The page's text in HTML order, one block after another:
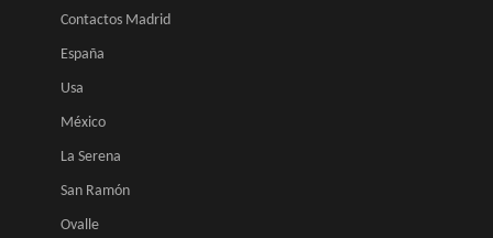
Contactos Madrid
España
Usa
México
La Serena
San Ramón
Ovalle